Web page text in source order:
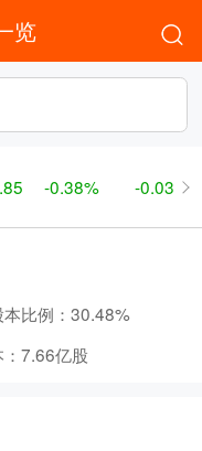
览
-0.38% -0.03
比例： 30.48%
7.66亿股